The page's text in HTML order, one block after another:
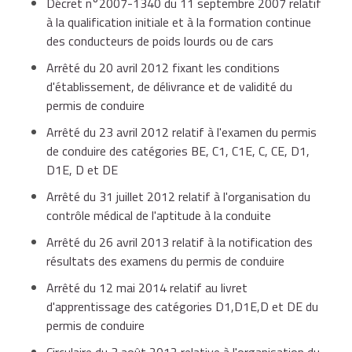
maîtrise les commandes et la manipulation de son
véhicule,
est suffisamment autonome dans la réalisation
de son trajet.
Pour être reçu à l'épreuve CIR, vous devez obtenir un
minimum de 17 points et ne pas commettre d'erreur
éliminatoire.
à la qualification initiale et à la formation continue
des conducteurs de poids lourds ou de cars
Arrêté du 20 avril 2012 fixant les conditions
d'établissement, de délivrance et de validité du
permis de conduire
Arrêté du 23 avril 2012 relatif à l'examen du permis
de conduire des catégories BE, C1, C1E, C, CE, D1,
D1E, D et DE
Arrêté du 31 juillet 2012 relatif à l'organisation du
contrôle médical de l'aptitude à la conduite
Arrêté du 26 avril 2013 relatif à la notification des
résultats des examens du permis de conduire
Arrêté du 12 mai 2014 relatif au livret
d'apprentissage des catégories D1,D1E,D et DE du
permis de conduire